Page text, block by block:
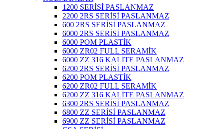
1200 SERİSİ PASLANMAZ
2200 2RS SERİSİ PASLANMAZ
600 2RS SERİSİ PASLANMAZ
6000 2RS SERİSİ PASLANMAZ
6000 POM PLASTİK
6000 ZR02 FULL SERAMİK
6000 ZZ 316 KALİTE PASLANMAZ
6200 2RS SERİSİ PASLANMAZ
6200 POM PLASTİK
6200 ZR02 FULL SERAMİK
6200 ZZ 316 KALİTE PASLANMAZ
6300 2RS SERİSİ PASLANMAZ
6800 ZZ SERİSİ PASLANMAZ
6900 ZZ SERİSİ PASLANMAZ